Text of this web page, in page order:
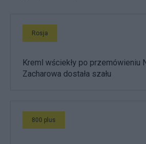
Rosja
Kreml wściekły po przemówieniu
Zacharowa dostała szału
800 plus